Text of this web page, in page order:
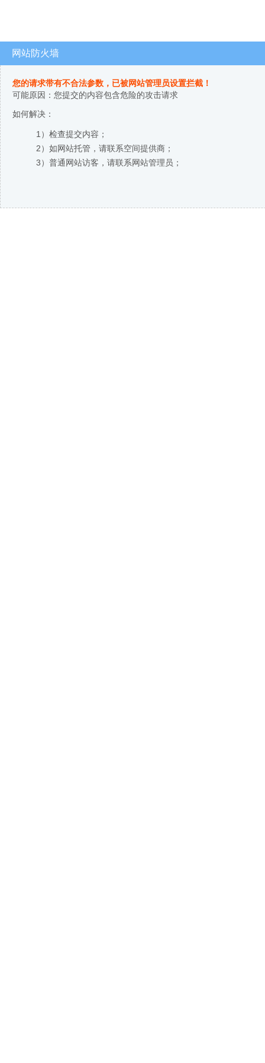
网站防火墙
您的请求带有不合法参数，已被网站管理员设置拦截！
可能原因：您提交的内容包含危险的攻击请求
如何解决：
1）检查提交内容；
2）如网站托管，请联系空间提供商；
3）普通网站访客，请联系网站管理员；